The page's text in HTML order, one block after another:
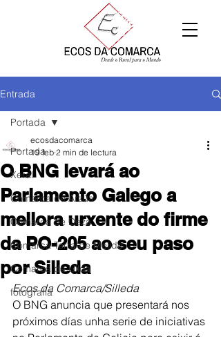
Entrada
Portada
Xeral
Comarca de Arzúa
Comarca de Deza
Comarca Terra de Melide
Comarca da Ulloa
fotografía
Portada
O BNG levará ao
Parlamento Galego a
mellora urxente do firme
da PO-205 ao seu paso
por Silleda
ecosdacomarca
19 feb 2 min de lectura
Ecos da Comarca/Silleda
O BNG anuncia que presentará nos
próximos días unha serie de iniciativas